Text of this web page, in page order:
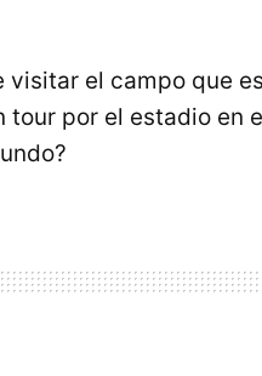
visitar el campo que
por el estadio en